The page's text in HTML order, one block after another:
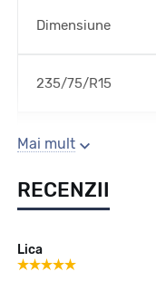
Dimensiune
235/75/R15
Sezon
All season / Off
Tip vechicul
Mai mult
RECENZII
Lica